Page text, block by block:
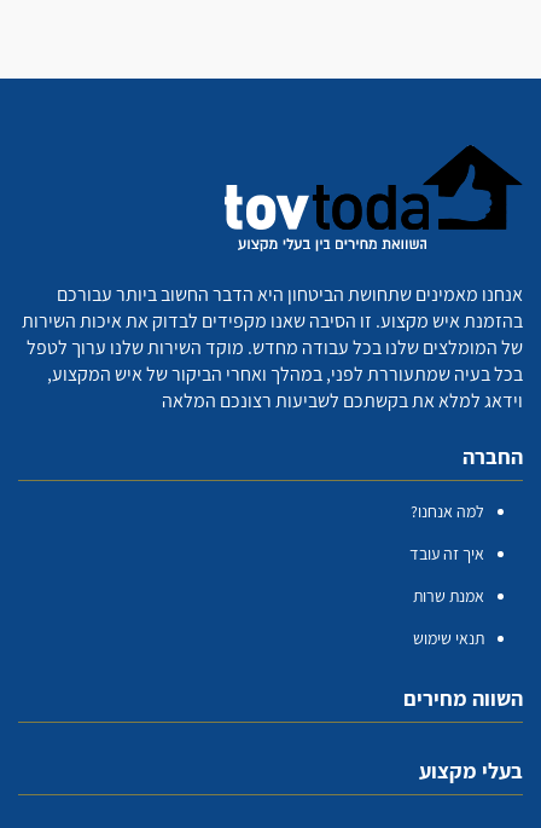
אנחנו מאמינים שתחושת הביטחון היא הדבר החשוב ביותר עבורכם
בהזמנת איש מקצוע. זו הסיבה שאנו מקפידים לבדוק את איכות השירות
של המומלצים שלנו בכל עבודה מחדש. מוקד השירות שלנו ערוך לטפל
בכל בעיה שמתעוררת לפני, במהלך ואחרי הביקור של איש המקצוע,
וידאג למלא את בקשתכם לשביעות רצונכם המלאה
החברה
למה אנחנו?
איך זה עובד
אמנת שרות
תנאי שימוש
השווה מחירים
בעלי מקצוע